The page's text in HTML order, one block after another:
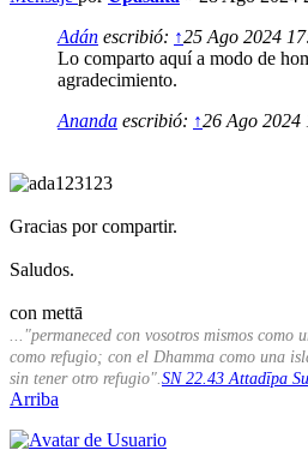
Adán escribió: ↑25 Ago 2024
Lo comparto aquí a modo de
agradecimiento.
Ananda escribió: ↑26 Ago 2024
Gracias por compartir.
Saludos.
con mettā
..."permaneced con vosotros mismos como
como refugio; con el Dhamma como una
sin tener otro refugio".SN 22.43 Attadīpa
Arriba